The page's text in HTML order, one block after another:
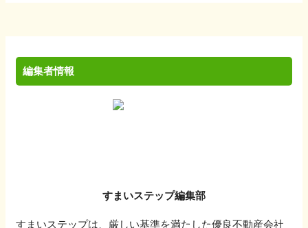
編集者情報
すまいステップ編集部
すまいステップは、厳しい基準を満たした優良不動産会社